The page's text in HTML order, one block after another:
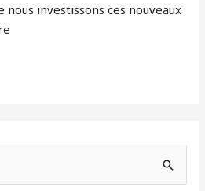
nous investissons ces nouveaux